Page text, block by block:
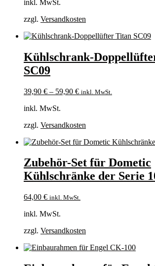
inkl. MwSt.
zzgl. Versandkosten
Kühlschrank-
SC09
39,90 € – 59,90 € inkl. MwSt.
inkl. MwSt.
zzgl. Versandkosten
Zubehör-Set für Dometic
Kühlschränke der Serie
64,00 € inkl. MwSt.
inkl. MwSt.
zzgl. Versandkosten